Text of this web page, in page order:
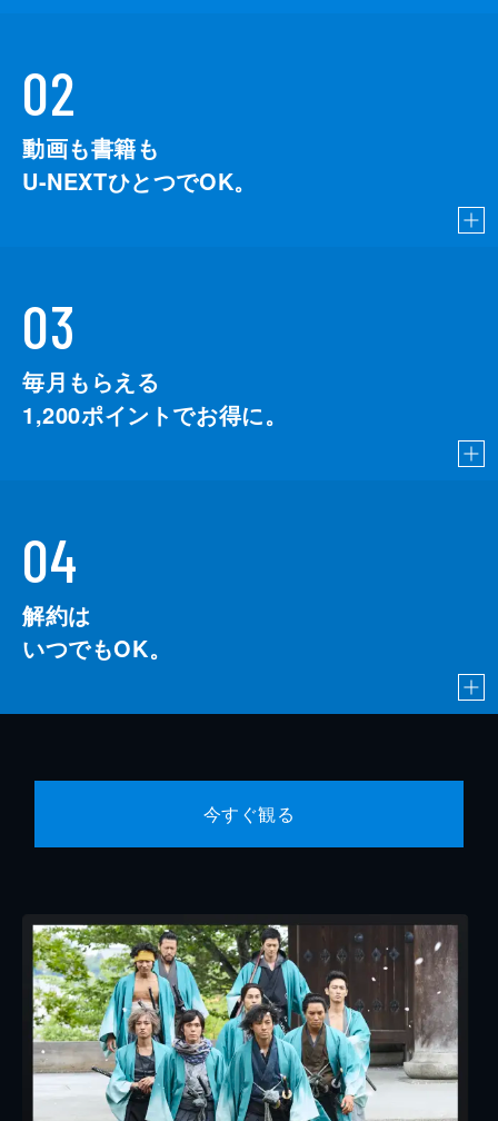
02
動画も書籍も
U-NEXTひとつでOK。
03
毎月もらえる
1,200ポイントでお得に。
04
解約は
いつでもOK。
今すぐ観る